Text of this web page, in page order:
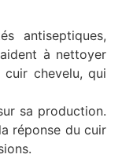
antiseptiques,
à nettoyer
cuir chevelu, qui
sa production.
réponse du cuir